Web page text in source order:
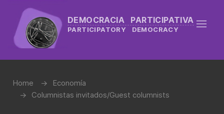
DEMOCRACIA PARTICIPATIVA
PARTICIPATORY DEMOCRACY
Home
Economía
Columnistas invitados/Guest columnists